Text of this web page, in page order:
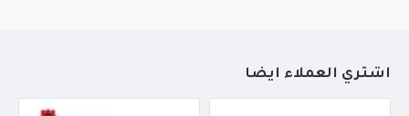
أشتري العملاء أيضاً